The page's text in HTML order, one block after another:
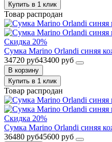
Купить в 1 клик
Товар распродан
Скидка 20%
Сумка Marino Orlandi синяя
34720 руб43400 руб
В корзину
Купить в 1 клик
Товар распродан
Скидка 20%
Сумка Marino Orlandi синяя
36480 руб45600 руб